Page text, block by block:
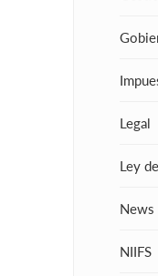
Legal
Ley
News
NIIFS